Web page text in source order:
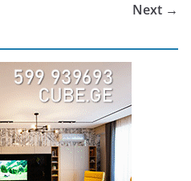
Next →